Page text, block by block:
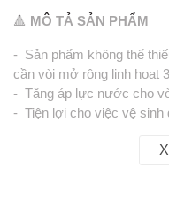
🔺 MÔ TẢ SẢN PHẨM
- Sản phẩm không thể
cần vòi mở rộng linh hoạt
- Tăng áp lực nước cho
- Tiện lợi cho việc vệ sinh
- Thiết kế phù hợp cho